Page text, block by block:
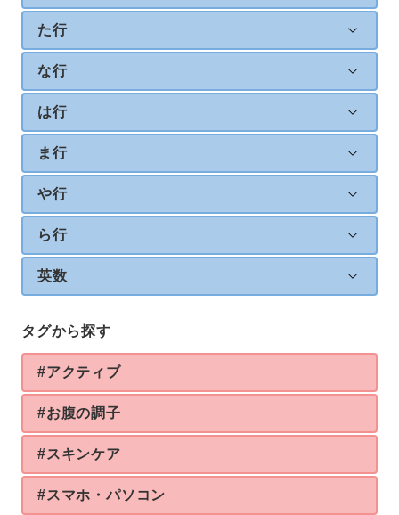
た行
な行
は行
ま行
や行
ら行
英数
タグから探す
#アクティブ
#お腹の調子
#スキンケア
#スマホ・パソコン